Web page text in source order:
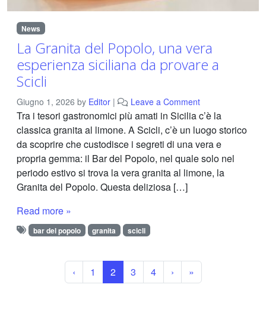
News
La Granita del Popolo, una vera
esperienza siciliana da provare a
Scicli
Giugno 1, 2026 by Editor | Leave a Comment
Tra i tesori gastronomici più amati in Sicilia c’è la
classica granita al limone. A Scicli, c’è un luogo storico
da scoprire che custodisce i segreti di una vera e
propria gemma: il Bar del Popolo, nel quale solo nel
periodo estivo si trova la vera granita al limone, la
Granita del Popolo. Questa deliziosa […]
Read more »
bar del popolo granita scicli
Page navigation ‹ Page
1 Current Page
2 Page
3 Page
4 › »